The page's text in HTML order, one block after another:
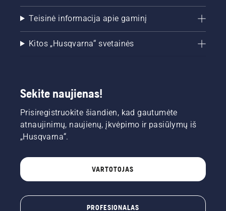
Teisinė informacija apie gaminį
Kitos „Husqvarna“ svetainės
Sekite naujienas!
Prisiregistruokite šiandien, kad gautumėte
atnaujinimų, naujienų, įkvėpimo ir pasiūlymų iš
„Husqvarna“.
VARTOTOJAS
PROFESIONALAS